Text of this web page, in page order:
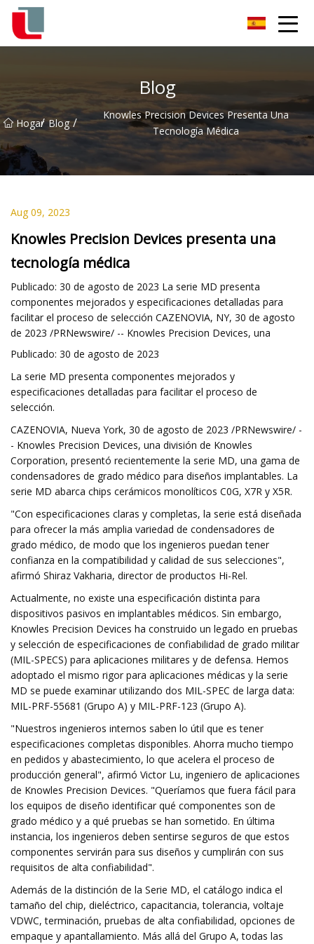
Blog
Hogar/ Blog /
Knowles Precision Devices Presenta Una
Tecnología Médica
Aug 09, 2023
Knowles Precision Devices presenta una
tecnología médica
Publicado: 30 de agosto de 2023 La serie MD presenta
componentes mejorados y especificaciones detalladas para
facilitar el proceso de selección CAZENOVIA, NY, 30 de agosto
de 2023 /PRNewswire/ -- Knowles Precision Devices, una
Publicado: 30 de agosto de 2023
La serie MD presenta componentes mejorados y
especificaciones detalladas para facilitar el proceso de
selección.
CAZENOVIA, Nueva York, 30 de agosto de 2023 /PRNewswire/ -
- Knowles Precision Devices, una división de Knowles
Corporation, presentó recientemente la serie MD, una gama de
condensadores de grado médico para diseños implantables. La
serie MD abarca chips cerámicos monolíticos C0G, X7R y X5R.
"Con especificaciones claras y completas, la serie está diseñada
para ofrecer la más amplia variedad de condensadores de
grado médico, de modo que los ingenieros puedan tener
confianza en la compatibilidad y calidad de sus selecciones",
afirmó Shiraz Vakharia, director de productos Hi-Rel.
Actualmente, no existe una especificación distinta para
dispositivos pasivos en implantables médicos. Sin embargo,
Knowles Precision Devices ha construido un legado en pruebas
y selección de especificaciones de confiabilidad de grado militar
(MIL-SPECS) para aplicaciones militares y de defensa. Hemos
adoptado el mismo rigor para aplicaciones médicas y la serie
MD se puede examinar utilizando dos MIL-SPEC de larga data:
MIL-PRF-55681 (Grupo A) y MIL-PRF-123 (Grupo A).
"Nuestros ingenieros internos saben lo útil que es tener
especificaciones completas disponibles. Ahorra mucho tiempo
en pedidos y abastecimiento, lo que acelera el proceso de
producción general", afirmó Victor Lu, ingeniero de aplicaciones
de Knowles Precision Devices. "Queríamos que fuera fácil para
los equipos de diseño identificar qué componentes son de
grado médico y a qué pruebas se han sometido. En última
instancia, los ingenieros deben sentirse seguros de que estos
componentes servirán para sus diseños y cumplirán con sus
requisitos de alta confiabilidad".
Además de la distinción de la Serie MD, el catálogo indica el
tamaño del chip, dieléctrico, capacitancia, tolerancia, voltaje
VDWC, terminación, pruebas de alta confiabilidad, opciones de
empaque y apantallamiento. Más allá del Grupo A, todas las